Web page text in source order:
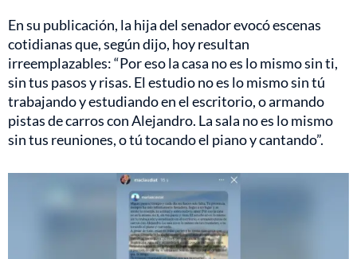
En su publicación, la hija del senador evocó escenas
cotidianas que, según dijo, hoy resultan
irreemplazables: “Por eso la casa no es lo mismo sin ti,
sin tus pasos y risas. El estudio no es lo mismo sin tú
trabajando y estudiando en el escritorio, o armando
pistas de carros con Alejandro. La sala no es lo mismo
sin tus reuniones, o tú tocando el piano y cantando”.